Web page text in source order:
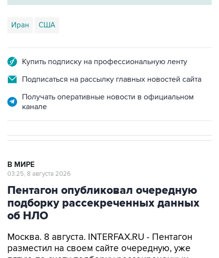
Иран США
Купить подписку на профессиональную ленту
Подписаться на рассылку главных новостей сайта
Получать оперативные новости в официальном
канале
В МИРЕ
03:25, 8 августа 2026
Пентагон опубликовал очередную
подборку рассекреченных данных
об НЛО
Москва. 8 августа. INTERFAX.RU - Пентагон
разместил на своем сайте очередную, уже